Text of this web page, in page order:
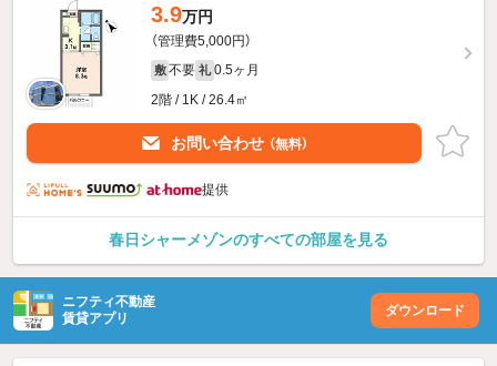
3.9万円
（管理費5,000円）
敷 不要 礼 0.5ヶ月
2階 / 1K / 26.4㎡
お問い合わせ （無料）
提供
春日シャーメゾンのすべての部屋を見る
ニフティ不動産
賃貸アプリ
ダウンロード